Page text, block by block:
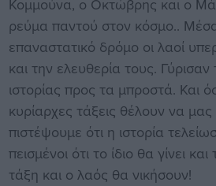
Κομμούνα, ο Οκτώβρης και ο
ρεύμα παντού στον κόσμο..
επαναστατικό δρόμο οι λαοί
και την ελευθερία τους.
ιστορίας προς τα μπροστά. Και
κυρίαρχες τάξεις θέλουν να
πιστέψουμε ότι η ιστορία
πεισμένοι ότι το ίδιο θα γίνει
τάξη και ο λαός θα νικήσουν!